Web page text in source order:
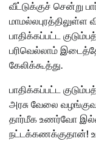
வீட்டுக்குச் சென்று
மாமல்லபுரத்திலுள்ள
பாதிக்கப்பட்ட
பரிவெல்லாம்
கேலிக்கூத்து.
பாதிக்கப்பட்ட
அரசு வேலை
தார்மீக உணர்வோ
நட்டக்கணக்குதான்!